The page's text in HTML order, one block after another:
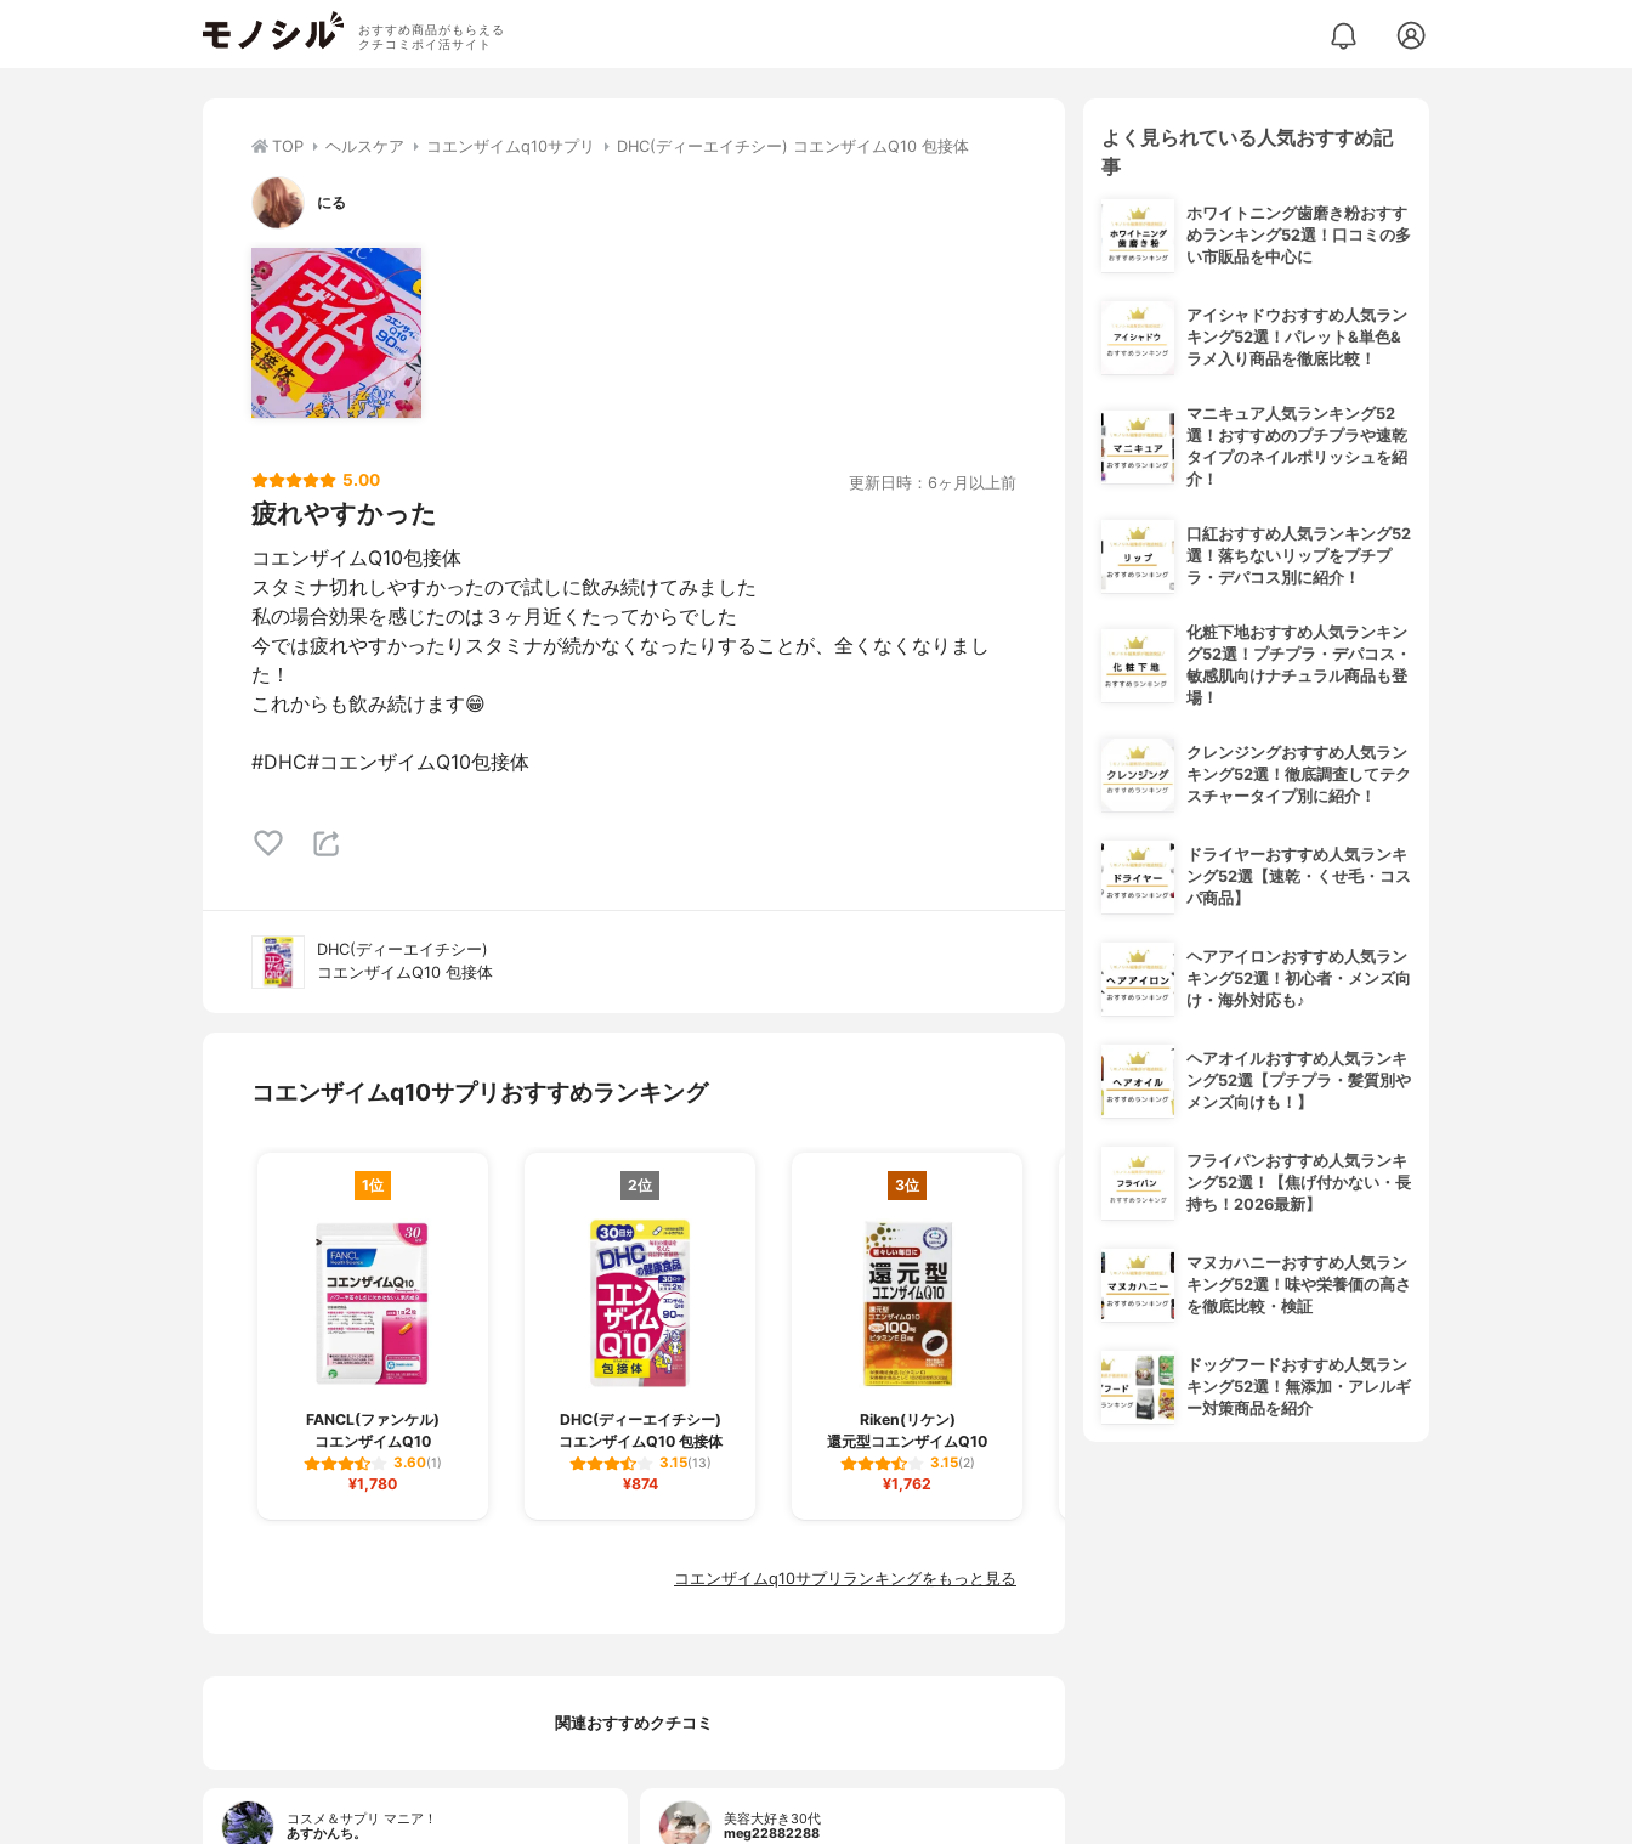
おすすめ商品がもらえる
クチコミポイ活サイト
TOP ヘルスケア コエンザイムq10サプリ DHC(ディーエイチシー) コエンザイムQ10 包接体
にる
5.00 更新日時：6ヶ月以上前
疲れやすかった
コエンザイムQ10包接体
スタミナ切れしやすかったので試しに飲み続けてみました
私の場合効果を感じたのは３ヶ月近くたってからでした
今では疲れやすかったりスタミナが続かなくなったりすることが、全くなくなりまし
た！
これからも飲み続けます😁
#DHC#コエンザイムQ10包接体
DHC(ディーエイチシー)
コエンザイムQ10 包接体
コエンザイムq10サプリおすすめランキング
1位
FANCL(ファンケル)
コエンザイムQ10
3.60(1)
¥1,780
2位
DHC(ディーエイチシー)
コエンザイムQ10 包接体
3.15(13)
¥874
3位
Riken(リケン)
還元型コエンザイムQ10
3.15(2)
¥1,762
DHC(ディーエイチシー)
コエンザイムq10サプリランキングをもっと見る
関連おすすめクチコミ
コスメ＆サプリ マニア！
あすかんち。
美容大好き30代
meg22882288
よく見られている人気おすすめ記
事
ホワイトニング歯磨き粉おすす
めランキング52選！口コミの多
い市販品を中心に
アイシャドウおすすめ人気ラン
キング52選！パレット&単色&
ラメ入り商品を徹底比較！
マニキュア人気ランキング52
選！おすすめのプチプラや速乾
タイプのネイルポリッシュを紹
介！
口紅おすすめ人気ランキング52
選！落ちないリップをプチプ
ラ・デパコス別に紹介！
化粧下地おすすめ人気ランキン
グ52選！プチプラ・デパコス・
敏感肌向けナチュラル商品も登
場！
クレンジングおすすめ人気ラン
キング52選！徹底調査してテク
スチャータイプ別に紹介！
ドライヤーおすすめ人気ランキ
ング52選【速乾・くせ毛・コス
パ商品】
ヘアアイロンおすすめ人気ラン
キング52選！初心者・メンズ向
け・海外対応も♪
ヘアオイルおすすめ人気ランキ
ング52選【プチプラ・髪質別や
メンズ向けも！】
フライパンおすすめ人気ランキ
ング52選！【焦げ付かない・長
持ち！2026最新】
マヌカハニーおすすめ人気ラン
キング52選！味や栄養価の高さ
を徹底比較・検証
ドッグフードおすすめ人気ラン
キング52選！無添加・アレルギ
ー対策商品を紹介